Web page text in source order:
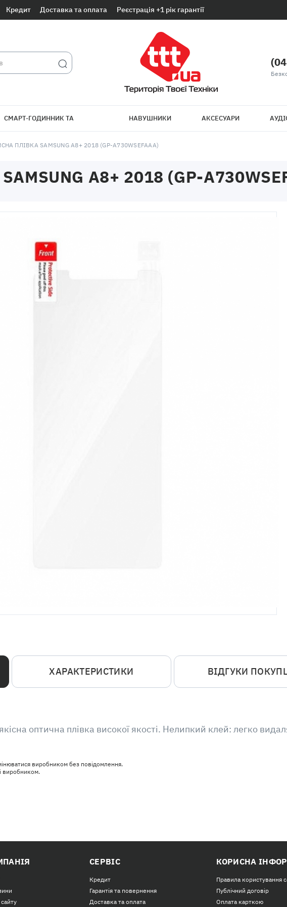
Кредит Доставка та оплата Реєстрація +1 рік гарантії
СМАРТ-ГОДИННИК ТА
БРАСЛЕТИ
НАВУШНИКИ АКСЕСУАРИ
ПЛІВКА SAMSUNG A8+ 2018 (GP-A730WSEFAAA)
A8+ 2018 (GP-
оптична плівка високої якості. Нелипкий клей: легко
виробником без повідомлення.
виробником.
ХАРАКТЕРИСТИКИ ВІДГУКИ
СЕРВІС
Кредит
Гарантія та повернення
Доставка та оплата
КОРИСНА
Правила користування
Публічний договір
Оплата карткою